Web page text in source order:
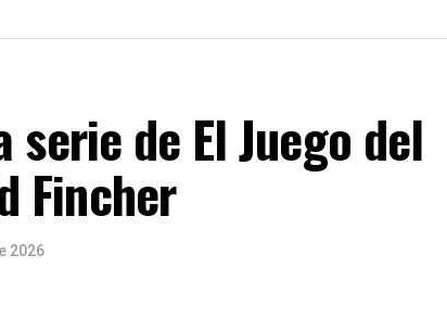
de El Juego del
Fincher
2026